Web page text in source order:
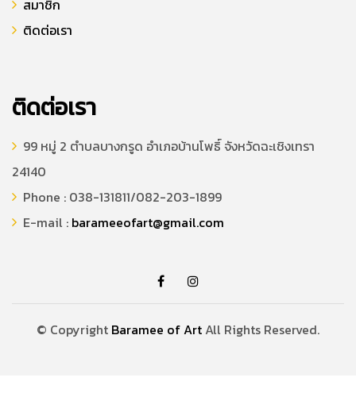
สมาชิก
ติดต่อเรา
ติดต่อเรา
99 หมู่ 2 ตำบลบางกรูด อำเภอบ้านโพธิ์ จังหวัดฉะเชิงเทรา
24140
Phone : 038-131811/082-203-1899
E-mail : barameeofart@gmail.com
© Copyright Baramee of Art All Rights Reserved.